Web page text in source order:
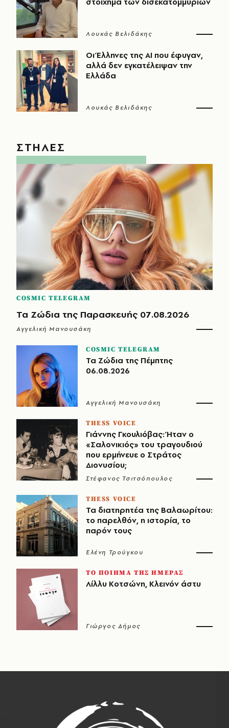
Λουκάς Βελιδάκης
Οι Έλληνες της ΑΙ που έφυγαν,
αλλά δεν εγκατέλειψαν την
Ελλάδα
Λουκάς Βελιδάκης
ΣΤΗΛΕΣ
COSMIC TELEGRAM
Τα Ζώδια της Παρασκευής 07.08.2026
Αγγελική Μανουσάκη
COSMIC TELEGRAM
Τα Ζώδια της Πέμπτης
06.08.2026
Αγγελική Μανουσάκη
THESS VOICE
Γιάννης Γκουλιόβας: Ήταν ο
«Σαλονικιός» του τραγουδιού
που ερμήνευε ο Στράτος
Διονυσίου;
Στέφανος Τσιτσόπουλος
THESS VOICE
Τα διατηρητέα της Βαλαωρίτου:
το παρελθόν, η ιστορία, το
παρόν τους
Ελένη Τρούγκου
ΤΟ ΠΟΙΗΜΑ ΤΗΣ ΗΜΕΡΑΣ
Λίλλυ Κοτσώνη, Κλεινόν άστυ
Γιώργος Δήμος